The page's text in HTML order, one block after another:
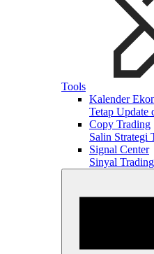
Tools
Kalender
Tetap Update
Copy Trading
Salin Strategi
Signal Center
Sinyal